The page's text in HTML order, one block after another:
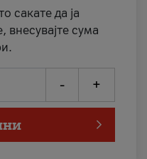
сакате да ја
сума
- +